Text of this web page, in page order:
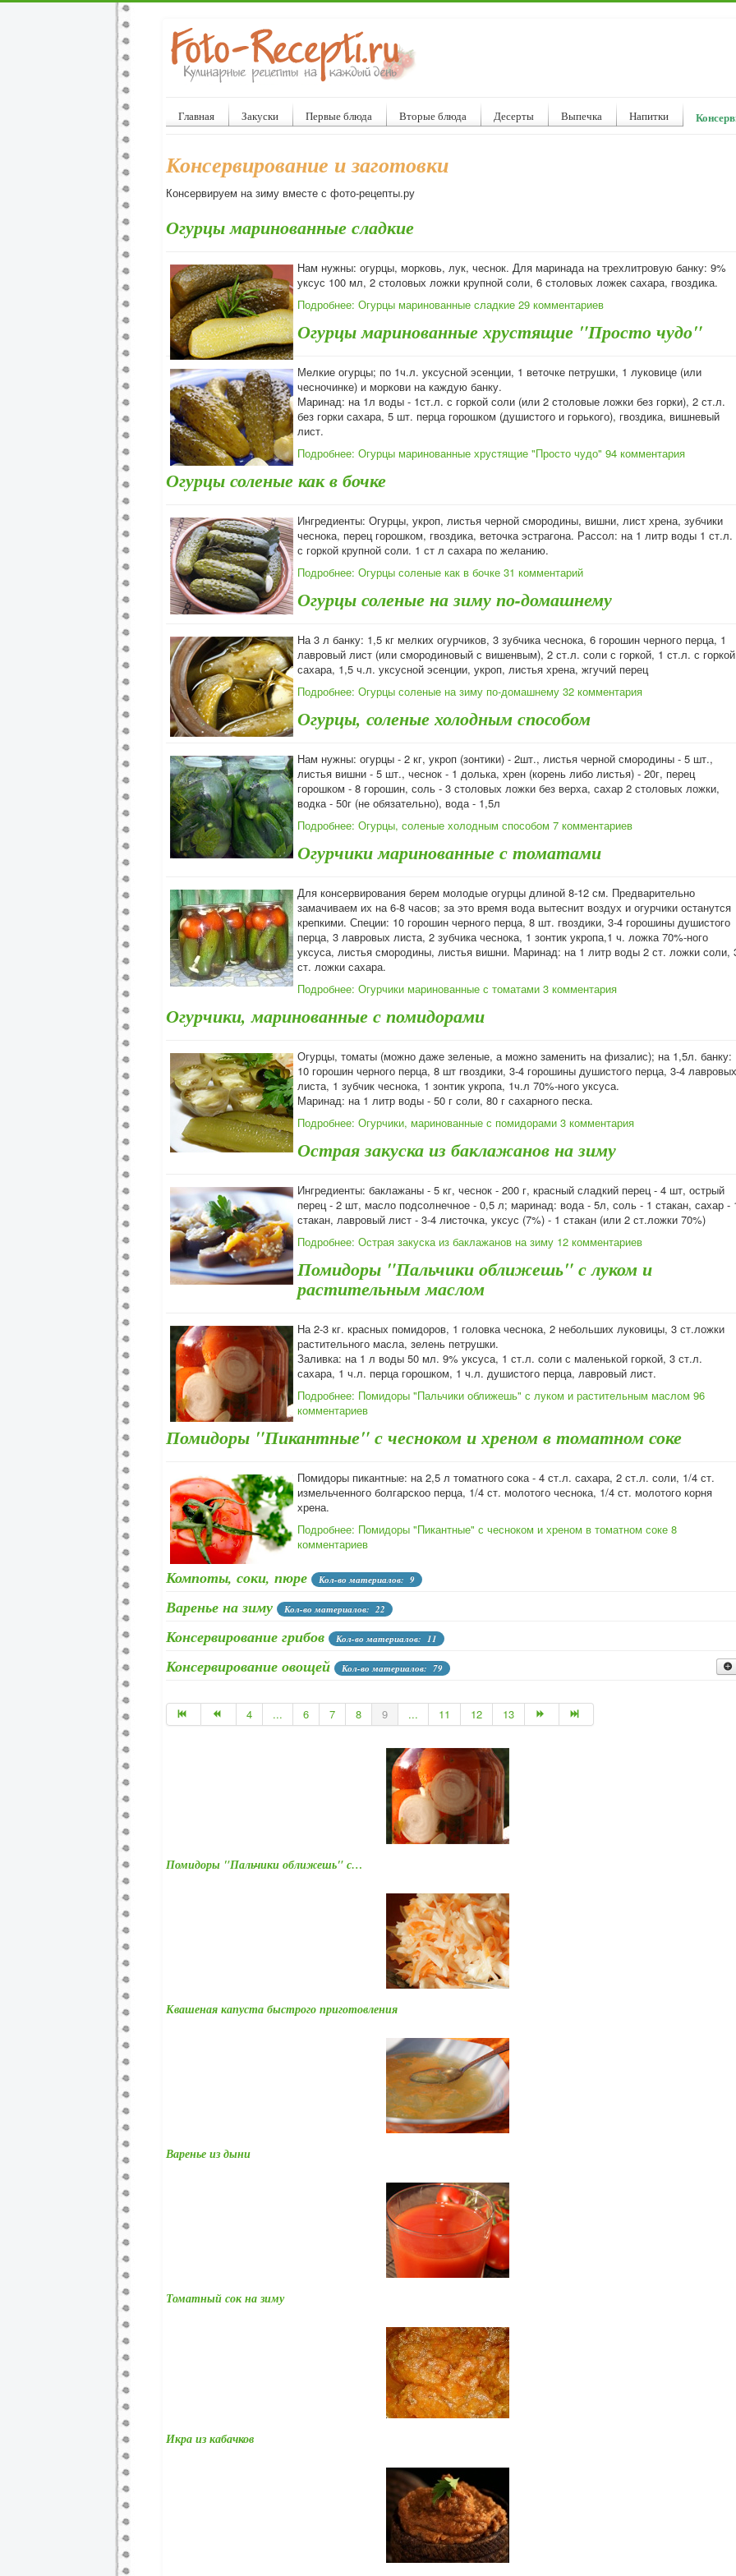
Главная Закуски Первые блюда Вторые блюда Десерты Выпечка Напитки
Консервирование и заготовки
Консервируем на зиму вместе с фото-рецепты.ру
Огурцы маринованные сладкие
Нам нужны: огурцы, морковь, лук, чеснок. Для маринада на трехлитровую банку: 9%
уксус 100 мл, 2 столовых ложки крупной соли, 6 столовых ложек сахара, гвоздика.
Подробнее: Огурцы маринованные сладкие 29 комментариев
Огурцы маринованные хрустящие "Просто чудо"
Мелкие огурцы; по 1ч.л. уксусной эсенции, 1 веточке петрушки, 1 луковице (или
чесночинке) и моркови на каждую банку.
Маринад: на 1л воды - 1ст.л. с горкой соли (или 2 столовые ложки без горки), 2 ст.л.
без горки сахара, 5 шт. перца горошком (душистого и горького), гвоздика, вишневый
лист.
Подробнее: Огурцы маринованные хрустящие "Просто чудо" 94 комментария
Огурцы соленые как в бочке
Ингредиенты: Огурцы, укроп, листья черной смородины, вишни, лист хрена, зубчики
чеснока, перец горошком, гвоздика, веточка эстрагона. Рассол: на 1 литр воды 1 ст.л.
с горкой крупной соли. 1 ст л сахара по желанию.
Подробнее: Огурцы соленые как в бочке 31 комментарий
Огурцы соленые на зиму по-домашнему
На 3 л банку: 1,5 кг мелких огурчиков, 3 зубчика чеснока, 6 горошин черного перца, 1
лавровый лист (или смородиновый с вишенвым), 2 ст.л. соли с горкой, 1 ст.л. с горкой
сахара, 1,5 ч.л. уксусной эсенции, укроп, листья хрена, жгучий перец
Подробнее: Огурцы соленые на зиму по-домашнему 32 комментария
Огурцы, соленые холодным способом
Нам нужны: огурцы - 2 кг, укроп (зонтики) - 2шт., листья черной смородины - 5 шт.,
листья вишни - 5 шт., чеснок - 1 долька, хрен (корень либо листья) - 20г, перец
горошком - 8 горошин, соль - 3 столовых ложки без верха, сахар 2 столовых ложки,
водка - 50г (не обязательно), вода - 1,5л
Подробнее: Огурцы, соленые холодным способом 7 комментариев
Огурчики маринованные с томатами
Для консервирования берем молодые огурцы длиной 8-12 см. Предварительно
замачиваем их на 6-8 часов; за это время вода вытеснит воздух и огурчики останутся
крепкими. Специи: 10 горошин черного перца, 8 шт. гвоздики, 3-4 горошины душистого
перца, 3 лавровых листа, 2 зубчика чеснока, 1 зонтик укропа,1 ч. ложка 70%-ного
уксуса, листья смородины, листья вишни. Маринад: на 1 литр воды 2 ст. ложки соли,
ст. ложки сахара.
Подробнее: Огурчики маринованные с томатами 3 комментария
Огурчики, маринованные с помидорами
Огурцы, томаты (можно даже зеленые, а можно заменить на физалис); на 1,5л. банку:
10 горошин черного перца, 8 шт гвоздики, 3-4 горошины душистого перца, 3-4 лавровых
листа, 1 зубчик чеснока, 1 зонтик укропа, 1ч.л 70%-ного уксуса.
Маринад: на 1 литр воды - 50 г соли, 80 г сахарного песка.
Подробнее: Огурчики, маринованные с помидорами 3 комментария
Острая закуска из баклажанов на зиму
Ингредиенты: баклажаны - 5 кг, чеснок - 200 г, красный сладкий перец - 4 шт, острый
перец - 2 шт, масло подсолнечное - 0,5 л; маринад: вода - 5л, соль - 1 стакан, сахар -
стакан, лавровый лист - 3-4 листочка, уксус (7%) - 1 стакан (или 2 ст.ложки 70%)
Подробнее: Острая закуска из баклажанов на зиму 12 комментариев
Помидоры "Пальчики оближешь" с луком и
растительным маслом
На 2-3 кг. красных помидоров, 1 головка чеснока, 2 небольших луковицы, 3 ст.ложки
растительного масла, зелень петрушки.
Заливка: на 1 л воды 50 мл. 9% уксуса, 1 ст.л. соли с маленькой горкой, 3 ст.л.
сахара, 1 ч.л. перца горошком, 1 ч.л. душистого перца, лавровый лист.
Подробнее: Помидоры "Пальчики оближешь" с луком и растительным маслом 96
комментариев
Помидоры "Пикантные" с чесноком и хреном в томатном соке
Помидоры пикантные: на 2,5 л томатного сока - 4 ст.л. сахара, 2 ст.л. соли, 1/4 ст.
измельченного болгарскоо перца, 1/4 ст. молотого чеснока, 1/4 ст. молотого корня
хрена.
Подробнее: Помидоры "Пикантные" с чесноком и хреном в томатном соке 8
комментариев
Компоты, соки, пюре Кол-во материалов: 9
Варенье на зиму Кол-во материалов: 22
Консервирование грибов Кол-во материалов: 11
Консервирование овощей Кол-во материалов: 79
Консервирование огурцов Кол-во материалов: 19
Кол-во материалов: 12
Консервирование баклажанов, кабачков, перца, тыквы
4 ... 6 7 8 9 ... 11 12 13
Помидоры "Пальчики оближешь" с…
Квашеная капуста быстрого приготовления
Варенье из дыни
Томатный сок на зиму
Икра из кабачков